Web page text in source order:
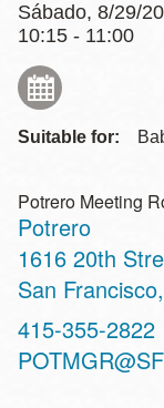
Sábado, 8/29/
10:15 - 11:00
Suitable for:
Potrero Meeting
Potrero
Address
1616 20th
San Francisco,
Contact
Telephone
415-355-2822